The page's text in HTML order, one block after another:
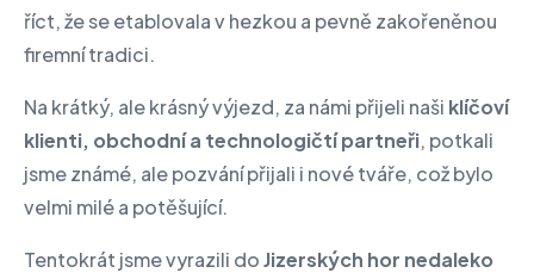
říct, že se etablovala v hezkou a pevně zakořeněnou
firemní tradici.
Na krátký, ale krásný výjezd, za námi přijeli naši klíčoví
klienti, obchodní a technologičtí partneři, potkali
jsme známé, ale pozvání přijali i nové tváře, což bylo
velmi milé a potěšující.
Tentokrát jsme vyrazili doJizerských hor nedaleko